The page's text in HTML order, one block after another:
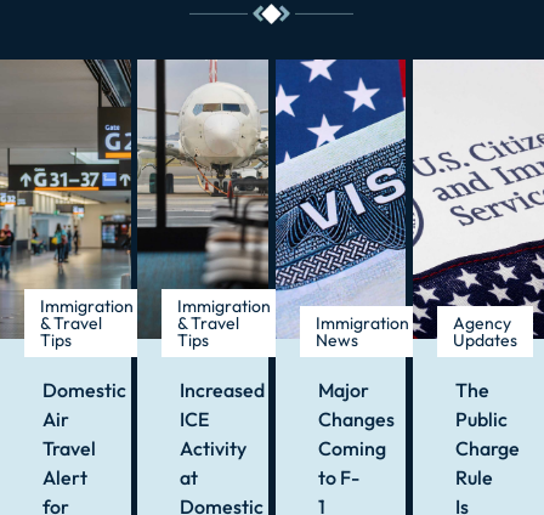
Immigration
& Travel
Tips
Domestic
Air
Travel
Alert
for
Immigration
& Travel
Tips
Increased
ICE
Activity
at
Domestic
Immigration
News
Major
Changes
Coming
to F-
1
Agency
Updates
The
Public
Charge
Rule
Is